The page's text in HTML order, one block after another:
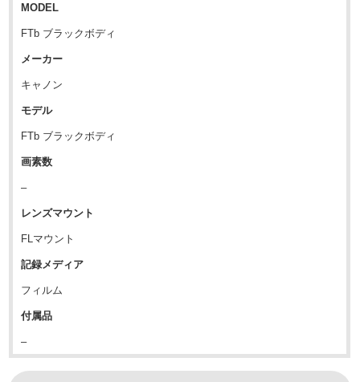
MODEL
FTb ブラックボディ
メーカー
キャノン
モデル
FTb ブラックボディ
画素数
–
レンズマウント
FLマウント
記録メディア
フィルム
付属品
–